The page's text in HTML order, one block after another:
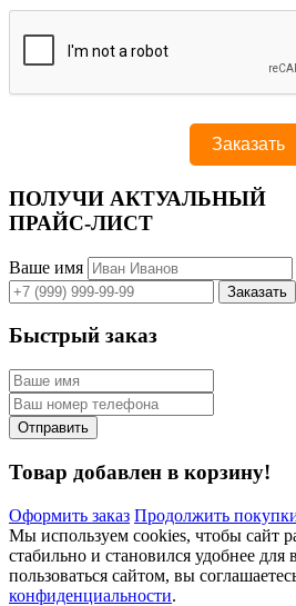
ПОЛУЧИ АКТУАЛЬНЫЙ
ПРАЙС-ЛИСТ
Ваше имя
Быстрый заказ
Товар добавлен в корзину!
Оформить заказ Продолжить
Мы используем cookies, чтобы сайт
стабильно и становился удобнее для
пользоваться сайтом, вы
конфиденциальности.